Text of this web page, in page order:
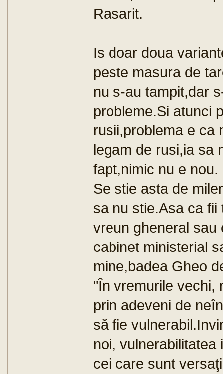
Rasarit.
Is doar doua
peste masura de
nu s-au tampit,dar
probleme.Si atunci
rusii,problema e ca
legam de rusi,ia sa
fapt,nimic nu e nou.
Se stie asta de
sa nu stie.Asa ca
vreun gheneral sau
cabinet ministerial
mine,badea Gheo
"În vremurile vechi,
prin adeveni de
să fie
noi, vulnerabilitatea
cei care sunt